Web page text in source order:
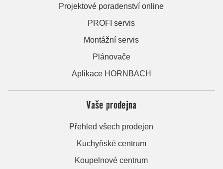
Projektové poradenství online
PROFI servis
Montážní servis
Plánovače
Aplikace HORNBACH
Vaše prodejna
Přehled všech prodejen
Kuchyňské centrum
Koupelnové centrum